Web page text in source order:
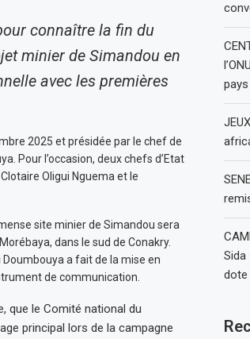
connaître la fin du
minier de Simandou en
avec les premières
2025 et présidée par le chef de
Pour l’occasion, deux chefs d’Etat
Oligui Nguema et le
site minier de Simandou sera
dans le sud de Conakry.
Doumbouya a fait de la mise en
de communication.
que le Comité national du
principal lors de la campagne
pays
Sida